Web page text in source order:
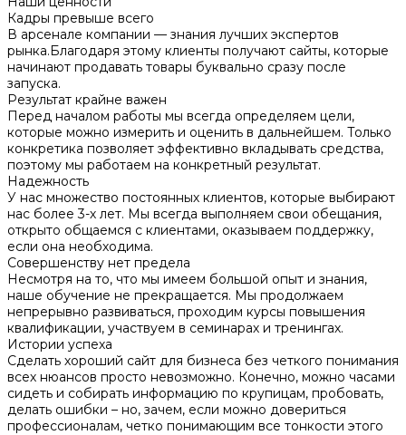
Кадры превыше всего
В арсенале компании — знания лучших экспертов
рынка.Благодаря этому клиенты получают сайты, которые
начинают продавать товары буквально сразу после
запуска.
Результат крайне важен
Перед началом работы мы всегда определяем цели,
которые можно измерить и оценить в дальнейшем. Только
конкретика позволяет эффективно вкладывать средства,
поэтому мы работаем на конкретный результат.
Надежность
У нас множество постоянных клиентов, которые выбирают
нас более 3-х лет. Мы всегда выполняем свои обещания,
открыто общаемся с клиентами, оказываем поддержку,
если она необходима.
Совершенству нет предела
Несмотря на то, что мы имеем большой опыт и знания,
наше обучение не прекращается. Мы продолжаем
непрерывно развиваться, проходим курсы повышения
квалификации, участвуем в семинарах и тренингах.
Истории успеха
Сделать хороший сайт для бизнеса без четкого понимания
всех нюансов просто невозможно. Конечно, можно часами
сидеть и собирать информацию по крупицам, пробовать,
делать ошибки – но, зачем, если можно довериться
профессионалам, четко понимающим все тонкости этого